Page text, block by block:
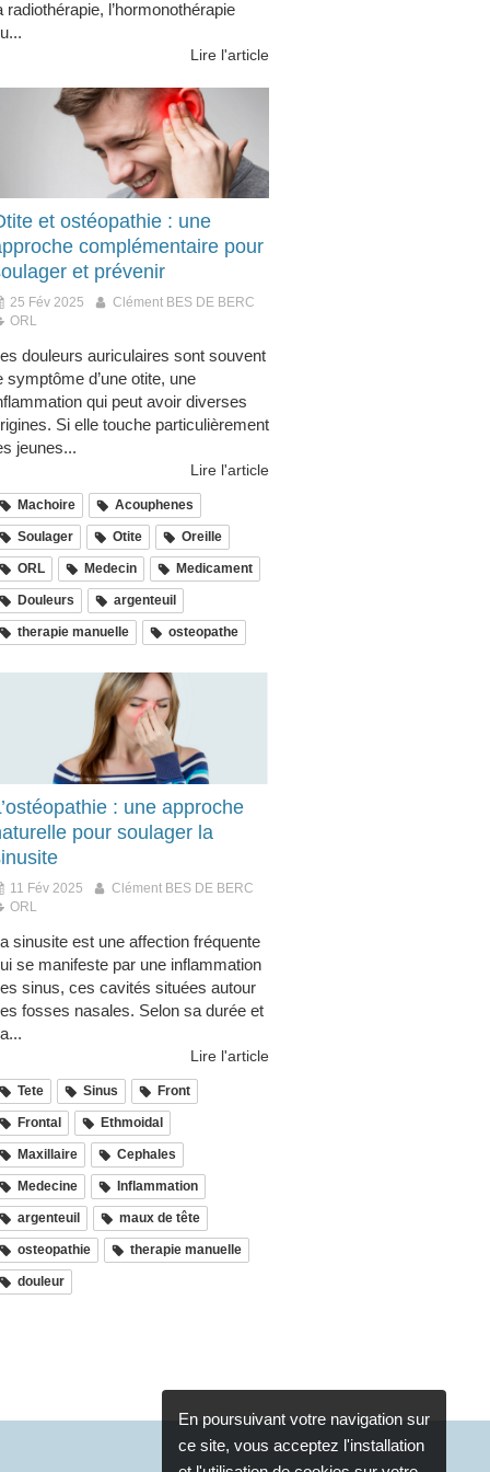
radiothérapie, l’hormonothérapie
Lire l'article
et ostéopathie : une
complémentaire pour
et prévenir
25 Fév 2025
Clément BES DE BERC
ORL
douleurs auriculaires sont souvent
symptôme d’une otite, une
qui peut avoir diverses
Si elle touche particulièrement
jeunes...
Lire l'article
Machoire Acouphenes
Soulager Otite Oreille
ORL Medecin Medicament
Douleurs argenteuil
therapie manuelle osteopathe
: une approche
pour soulager la
11 Fév 2025
Clément BES DE BERC
ORL
sinusite est une affection fréquente
se manifeste par une inflammation
sinus, ces cavités situées autour
fosses nasales. Selon sa durée et
Lire l'article
Tete Sinus Front
Frontal Ethmoidal
Maxillaire Cephales
Medecine Inflammation
argenteuil maux de tête
osteopathie therapie manuelle
douleur
En poursuivant votre navigation sur
ce site, vous acceptez l'installation